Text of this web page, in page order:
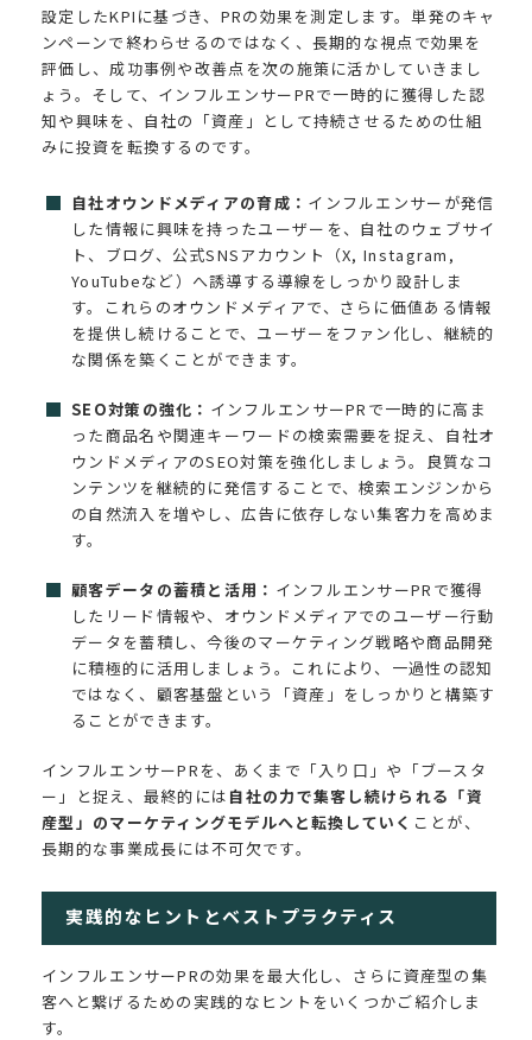
設定したKPIに基づき、PRの効果を測定します。単発のキャ
ンペーンで終わらせるのではなく、長期的な視点で効果を
評価し、成功事例や改善点を次の施策に活かしていきまし
ょう。そして、インフルエンサーPRで一時的に獲得した認
知や興味を、自社の「資産」として持続させるための仕組
みに投資を転換するのです。
自社オウンドメディアの育成： インフルエンサーが発信
した情報に興味を持ったユーザーを、自社のウェブサイ
ト、ブログ、公式SNSアカウント（X, Instagram,
YouTubeなど）へ誘導する導線をしっかり設計しま
す。これらのオウンドメディアで、さらに価値ある情報
を提供し続けることで、ユーザーをファン化し、継続的
な関係を築くことができます。
SEO対策の強化： インフルエンサーPRで一時的に高ま
った商品名や関連キーワードの検索需要を捉え、自社オ
ウンドメディアのSEO対策を強化しましょう。良質なコ
ンテンツを継続的に発信することで、検索エンジンから
の自然流入を増やし、広告に依存しない集客力を高めま
す。
顧客データの蓄積と活用： インフルエンサーPRで獲得
したリード情報や、オウンドメディアでのユーザー行動
データを蓄積し、今後のマーケティング戦略や商品開発
に積極的に活用しましょう。これにより、一過性の認知
ではなく、顧客基盤という「資産」をしっかりと構築す
ることができます。
インフルエンサーPRを、あくまで「入り口」や「ブースタ
ー」と捉え、最終的には 自社の力で集客し続けられる「資
産型」のマーケティングモデルへと転換していく ことが、
長期的な事業成長には不可欠です。
実践的なヒントとベストプラクティス
インフルエンサーPRの効果を最大化し、さらに資産型の集
客へと繋げるための実践的なヒントをいくつかご紹介しま
す。